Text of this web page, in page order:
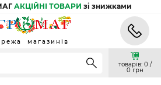
АКЦІЙНІ ТОВАРИ зі знижками
магазинів
товарів: 0 /
0 грн